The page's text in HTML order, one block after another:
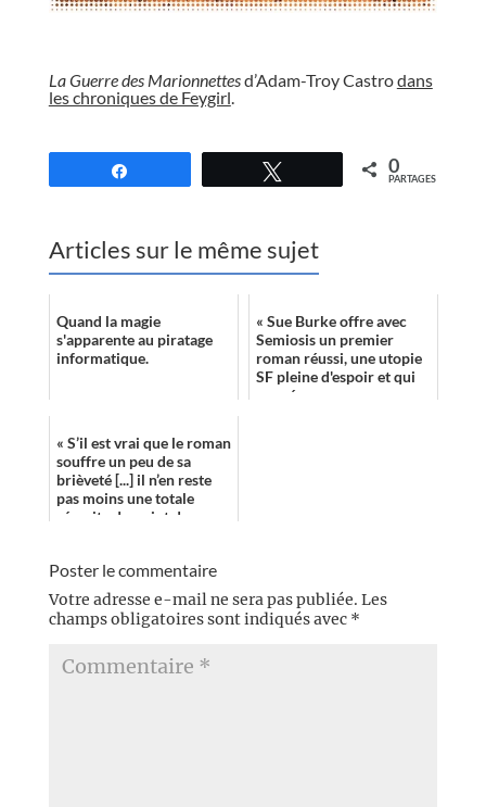
La Guerre des Marionnettesd’Adam-Troy Castrodans
les chroniques de Feygirl.
0
PARTAGES
Articles sur le même sujet
Quand la magie
s'apparente au piratage
informatique.
« Sue Burke offre avec
Semiosis un premier
roman réussi, une utopie
SF pleine d'espoir et qui
ne ménage pas ses
« S’il est vrai que le roman
souffre un peu de sa
brièveté [...] il n’en reste
pas moins une totale
réussite du point de vue
Poster le commentaire
Votre adresse e-mail ne sera pas publiée. Les
champs obligatoires sont indiqués avec *